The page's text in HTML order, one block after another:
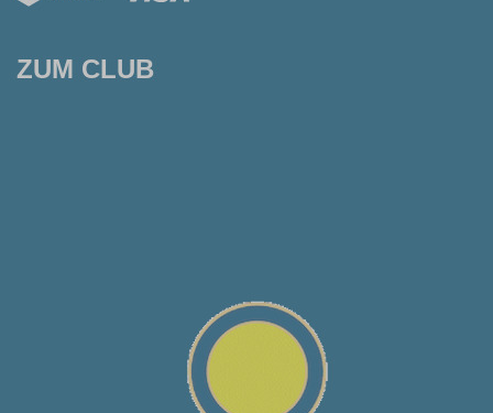
ZUM CLUB